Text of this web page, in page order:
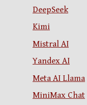
DeepSeek
Kimi
Mistral AI
Yandex AI
Meta AI Llama
MiniMax Chat